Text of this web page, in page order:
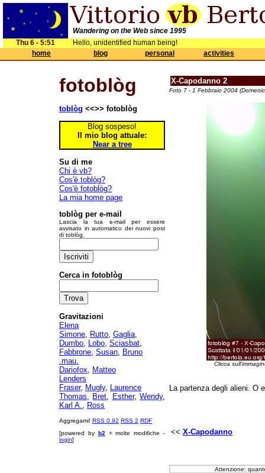
Wandering on the Web since 1995
Thu 6 - 5:51
Hello, unidentified human being!
home
blog personal activities
fotoblòg
toblòg <<>> fotoblòg
Blog sospeso!
Il mio blog attuale:
Near a tree
Su di me
Chi è vb?
Cos'è toblòg?
Cos'è fotoblòg?
La mia home page
toblòg per e-mail
Lascia la tua e-mail per essere
avvisato in automatico dei nuovi post
di toblòg.
Cerca in fotoblòg
Gravitazioni
Elena
Simone, Rutto, Gaglia,
Dumbo, Lobo, Sciasbat,
Fabbrone, Susan, Bruno
.mau.
Dariofox, Matteo
Lenders
Fraser, Mugly, Laurence
Thomas, Bret, Esther,Wendy,
Karl A., Ross
Aggregami! RSS 0.92 RSS 2 RDF
[powered by b2 + molte modifiche -
login]
X-Capodanno 2
Foto 7 - 1 Febbraio 2004
Clicca
La partenza degli alieni. O
<< X-Capodanno
Attenzione: